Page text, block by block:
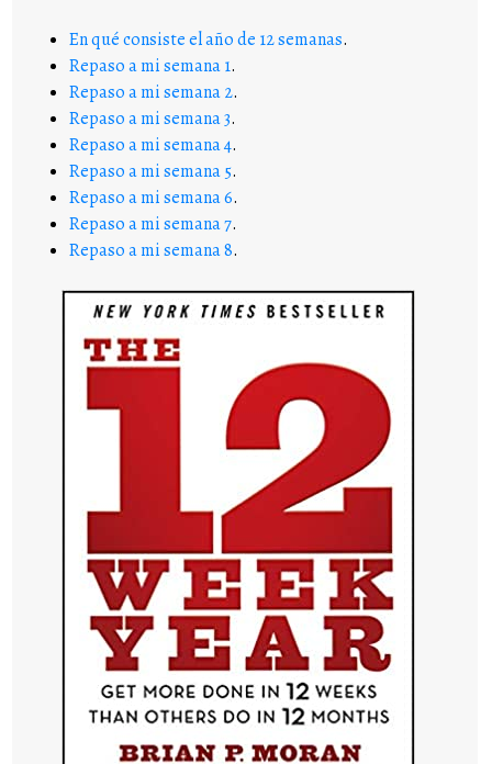
En qué consiste el año de 12 semanas.
Repaso a mi semana 1.
Repaso a mi semana 2.
Repaso a mi semana 3.
Repaso a mi semana 4.
Repaso a mi semana 5.
Repaso a mi semana 6.
Repaso a mi semana 7.
Repaso a mi semana 8.